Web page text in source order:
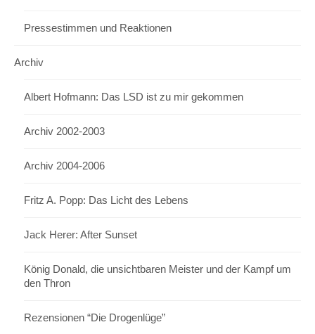
Pressestimmen und Reaktionen
Archiv
Albert Hofmann: Das LSD ist zu mir gekommen
Archiv 2002-2003
Archiv 2004-2006
Fritz A. Popp: Das Licht des Lebens
Jack Herer: After Sunset
König Donald, die unsichtbaren Meister und der Kampf um
den Thron
Rezensionen “Die Drogenlüge”